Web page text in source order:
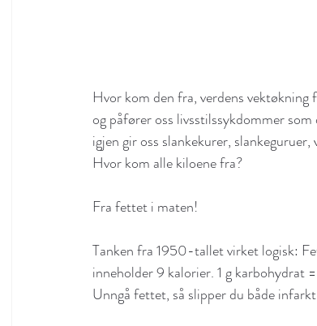
Hvor kom den fra, verdens
og påfører oss livsstilssykdommer
igjen gir oss slankekurer,
Hvor kom alle kiloene fra?
Fra fettet i maten!
Tanken fra 1950-tallet virket logisk:
inneholder 9 kalorier. 1 g karbohydrat
Unngå fettet, så slipper du både